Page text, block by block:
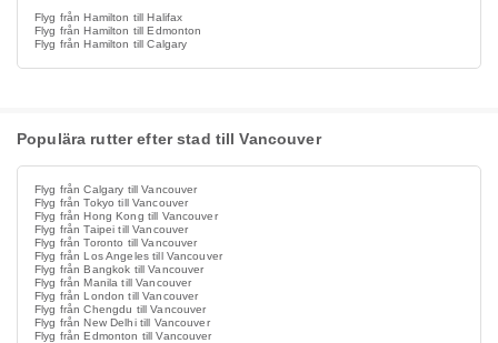
Flyg från Hamilton till Halifax
Flyg från Hamilton till Edmonton
Flyg från Hamilton till Calgary
Populära rutter efter stad till Vancouver
Flyg från Calgary till Vancouver
Flyg från Tokyo till Vancouver
Flyg från Hong Kong till Vancouver
Flyg från Taipei till Vancouver
Flyg från Toronto till Vancouver
Flyg från Los Angeles till Vancouver
Flyg från Bangkok till Vancouver
Flyg från Manila till Vancouver
Flyg från London till Vancouver
Flyg från Chengdu till Vancouver
Flyg från New Delhi till Vancouver
Flyg från Edmonton till Vancouver